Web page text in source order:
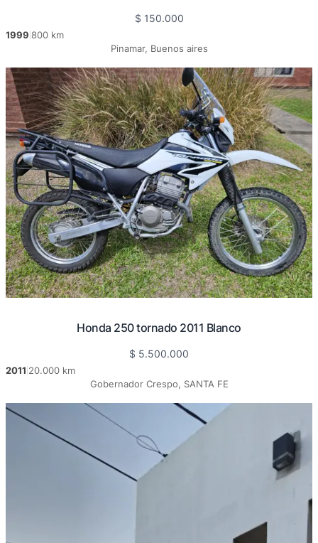
$ 150.000
1999 800 km
Pinamar, Buenos aires
Honda 250 tornado 2011 Blanco
$ 5.500.000
2011 20.000 km
Gobernador Crespo, SANTA FE